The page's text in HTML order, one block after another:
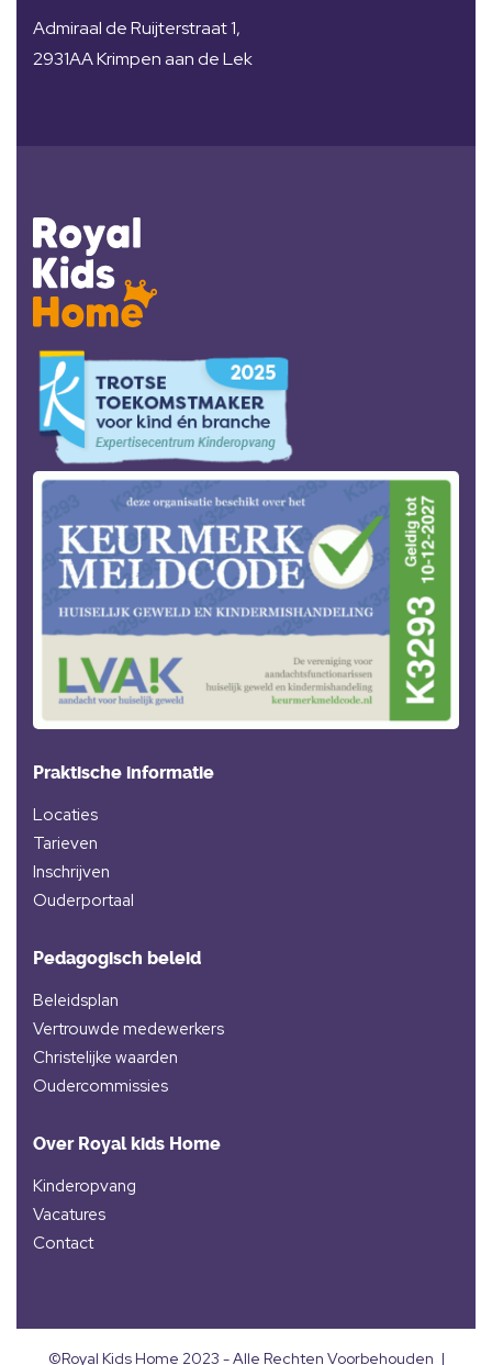
Admiraal de Ruijterstraat 1,
2931AA Krimpen aan de Lek
Praktische informatie
Locaties
Tarieven
Inschrijven
Ouderportaal
Pedagogisch beleid
Beleidsplan
Vertrouwde medewerkers
Christelijke waarden
Oudercommissies
Over Royal kids Home
Kinderopvang
Vacatures
Contact
©Royal Kids Home 2023 - Alle Rechten Voorbehouden |